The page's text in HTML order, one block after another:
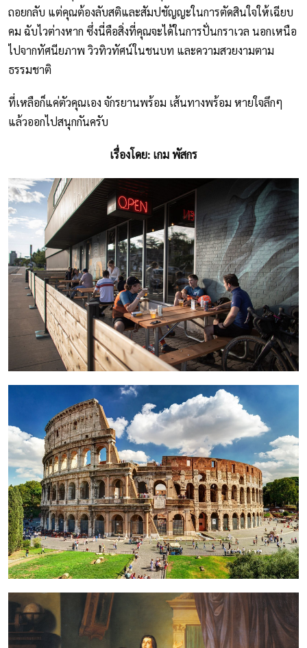
ถอยกลับ แต่คุณต้องลับสติและสัมปชัญญะในการตัดสินใจให้เฉียบ
คม ฉับไวต่างหาก ซึ่งนี่คือสิ่งที่คุณจะได้ในการปั่นกราเวล นอกเหนือ
ไปจากทัศนียภาพ วิวทิวทัศน์ในชนบท และความสวยงามตาม
ธรรมชาติ
ที่เหลือก็แค่ตัวคุณเอง จักรยานพร้อม เส้นทางพร้อม หายใจลึกๆ
แล้วออกไปสนุกกันครับ
เรื่องโดย: เกม พัสกร